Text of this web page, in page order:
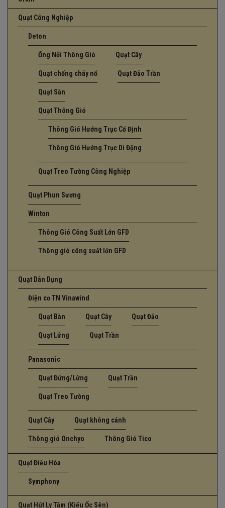
Quạt Công Nghiệp
Deton
Ống Nối Thông Gió Quạt Cây
Quạt chống cháy nổ Quạt Đảo Trần
Quạt Sàn
Quạt Thông Gió
Thông Gió Hướng Trục Cố Định
Thông Gió Hướng Trục Di Động
Quạt Treo Tường Công Nghiệp
Quạt Phun Sương
Winton
Thông Gió Công Suất Lớn GFD
Thông gió công suất lớn GFD
Quạt Dân Dụng
Điện cơ TN Vinawind
Quạt Bàn Quạt Cây Quạt Đảo
Quạt Lửng Quạt Trần
Panasonic
Quạt Đứng/Lửng Quạt Trần
Quạt Treo Tường
Quạt Cây Quạt không cánh
Thông gió Onchyo Thông Gió Tico
Quạt Điều Hòa
Symphony
Quạt Hút Ly Tâm (Kiểu Ốc Sên)